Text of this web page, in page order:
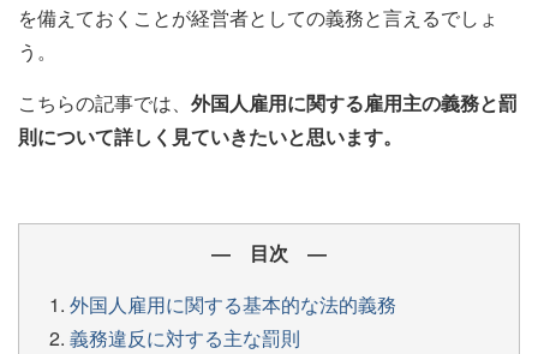
を備えておくことが経営者としての義務と言えるでしょ
う。
こちらの記事では、 外国人雇用に関する雇用主の義務と罰
則について詳しく見ていきたいと思います。
― 目次 ―
外国人雇用に関する基本的な法的義務
義務違反に対する主な罰則